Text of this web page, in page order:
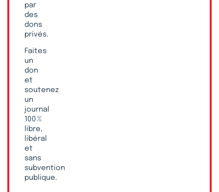
par
des
dons
privés.
Faites
un
don
et
soutenez
un
journal
100 %
libre,
libéral
et
sans
subvention
publique.